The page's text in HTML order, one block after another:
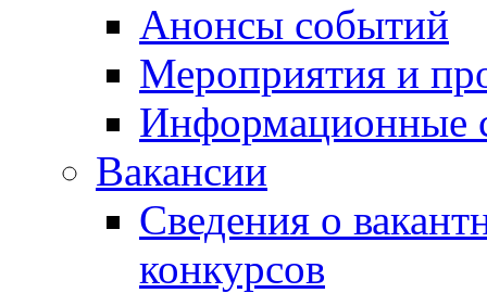
Анонсы событий
Мероприятия и
Информационные
Вакансии
Сведения о
конкурсов